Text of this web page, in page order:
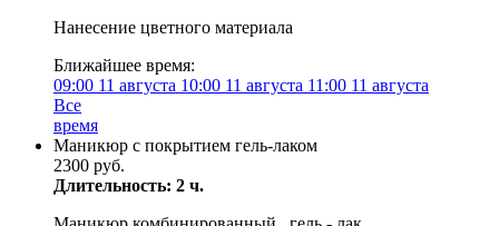
Нанесение цветного материала
Ближайшее время:
09:00 11 августа 10:00 11 августа 11:00 11 августа
Все
время
Маникюр с покрытием гель-лаком
2300 руб.
Длительность: 2 ч.